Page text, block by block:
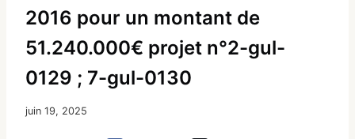
2016 pour un montant de
51.240.000€ projet n°2-gul-
0129 ; 7-gul-0130
juin 19, 2025